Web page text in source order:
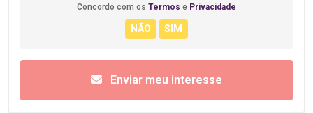
Concordo com os Termos e Privacidade
Enviar meu interesse